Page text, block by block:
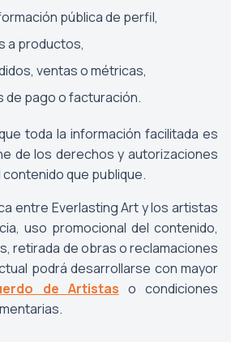
pública de perfil,
a productos,
ventas o métricas,
de pago o facturación.
toda la información facilitada es
de los derechos y autorizaciones
que publique.
entre Everlasting Art y los artistas
uso promocional del contenido,
retirada de obras o reclamaciones
podrá desarrollarse con mayor
de Artistas o condiciones